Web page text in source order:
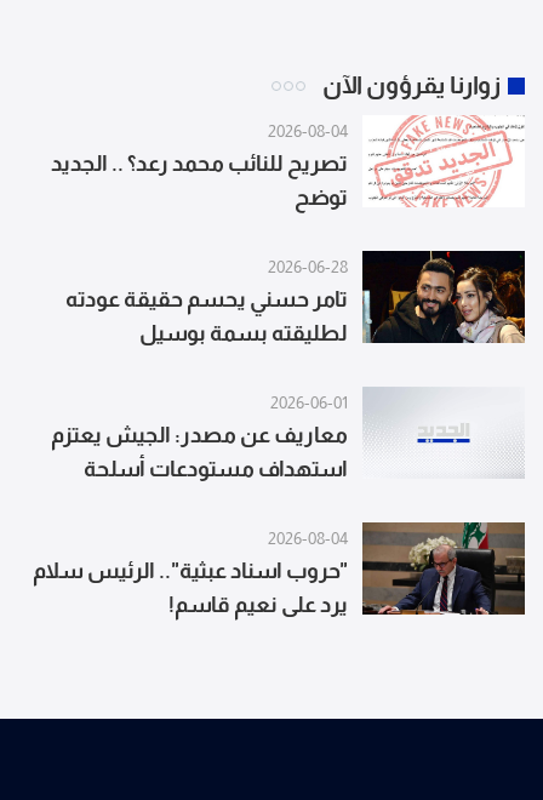
زوارنا يقرؤون الآن
2026-08-04
تصريح للنائب محمد رعد؟ .. الجديد
توضح
2026-06-28
تامر حسني يحسم حقيقة عودته
لطليقته بسمة بوسيل
2026-06-01
معاريف عن مصدر: الجيش يعتزم
استهداف مستودعات أسلحة
2026-08-04
"حروب اسناد عبثية".. الرئيس سلام
يرد على نعيم قاسم!